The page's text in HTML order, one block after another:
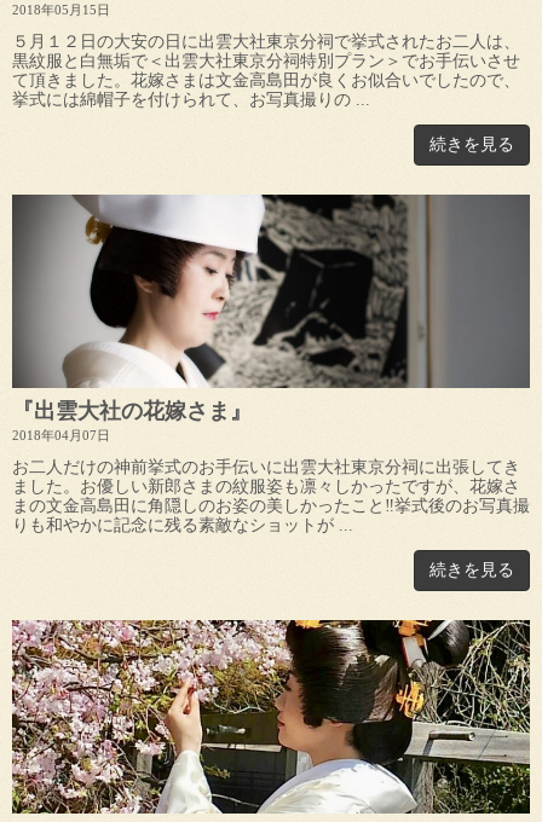
2018年05月15日
５月１２日の大安の日に出雲大社東京分祠で挙式されたお二人は、
黒紋服と白無垢で＜出雲大社東京分祠特別プラン＞でお手伝いさせ
て頂きました。花嫁さまは文金高島田が良くお似合いでしたので、
挙式には綿帽子を付けられて、お写真撮りの ...
続きを見る
『出雲大社の花嫁さま』
2018年04月07日
お二人だけの神前挙式のお手伝いに出雲大社東京分祠に出張してき
ました。お優しい新郎さまの紋服姿も凛々しかったですが、花嫁さ
まの文金高島田に角隠しのお姿の美しかったこと‼挙式後のお写真撮
りも和やかに記念に残る素敵なショットが ...
続きを見る